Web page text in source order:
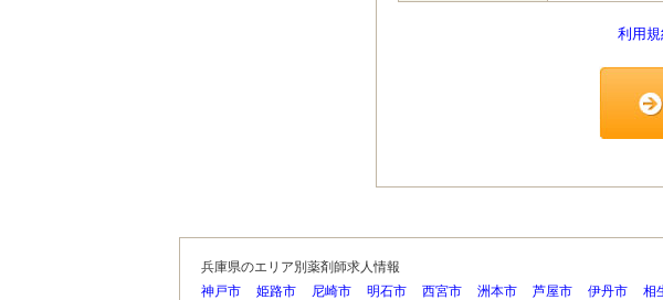
利用規
兵庫県のエリア別薬剤師求人情報
神戸市
姫路市 尼崎市 明石市 西宮市 洲本市 芦屋市 伊丹市 相